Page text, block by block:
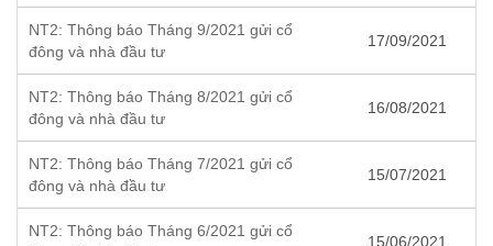
NT2: Thông báo Tháng 9/2021 gửi cổ
đông và nhà đầu tư
17/09/2021
NT2: Thông báo Tháng 8/2021 gửi cổ
đông và nhà đầu tư
16/08/2021
NT2: Thông báo Tháng 7/2021 gửi cổ
đông và nhà đầu tư
15/07/2021
NT2: Thông báo Tháng 6/2021 gửi cổ
15/06/2021